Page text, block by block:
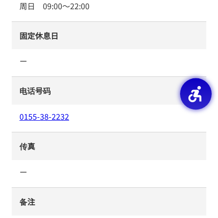
周日 09:00～22:00
固定休息日
ー
电话号码
0155-38-2232
传真
ー
备注